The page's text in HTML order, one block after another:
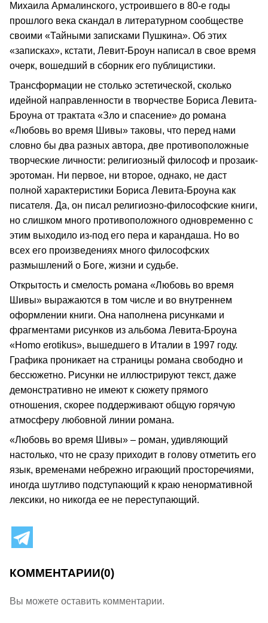
Михаила Армалинского, устроившего в 80-е годы
прошлого века скандал в литературном сообществе
своими «Тайными записками Пушкина». Об этих
«записках», кстати, Левит-Броун написал в свое время
очерк, вошедший в сборник его публицистики.
Трансформации не столько эстетической, сколько
идейной направленности в творчестве Бориса Левита-
Броуна от трактата «Зло и спасение» до романа
«Любовь во время Шивы» таковы, что перед нами
словно бы два разных автора, две противоположные
творческие личности: религиозный философ и прозаик-
эротоман. Ни первое, ни второе, однако, не даст
полной характеристики Бориса Левита-Броуна как
писателя. Да, он писал религиозно-философские книги,
но слишком много противоположного одновременно с
этим выходило из-под его пера и карандаша. Но во
всех его произведениях много философских
размышлений о Боге, жизни и судьбе.
Открытость и смелость романа «Любовь во время
Шивы» выражаются в том числе и во внутреннем
оформлении книги. Она наполнена рисунками и
фрагментами рисунков из альбома Левита-Броуна
«Homo erotikus», вышедшего в Италии в 1997 году.
Графика проникает на страницы романа свободно и
бессюжетно. Рисунки не иллюстрируют текст, даже
демонстративно не имеют к сюжету прямого
отношения, скорее поддерживают общую горячую
атмосферу любовной линии романа.
«Любовь во время Шивы» – роман, удивляющий
настолько, что не сразу приходит в голову отметить его
язык, временами небрежно играющий просторечиями,
иногда шутливо подступающий к краю ненормативной
лексики, но никогда ее не переступающий.
КОММЕНТАРИИ(0)
Вы можете оставить комментарии.